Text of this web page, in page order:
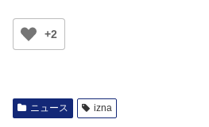
+2
ニュース izna